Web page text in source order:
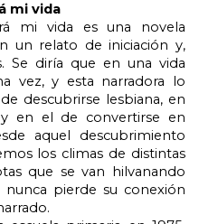
mi vida
mi vida es una novela
un relato de iniciación y,
Se diría que en una vida
vez, y esta narradora lo
descubrirse lesbiana, en
en el de convertirse en
aquel descubrimiento
los climas de distintas
que se van hilvanando
pierde su conexión